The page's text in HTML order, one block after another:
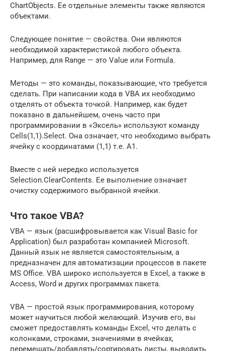
ChartObjects. Ее отдельные элементы также являются
объектами.
Следующее понятие — свойства. Они являются
необходимой характеристикой любого объекта.
Например, для Range — это Value или Formula.
Методы — это команды, показывающие, что требуется
сделать. При написании кода в VBA их необходимо
отделять от объекта точкой. Например, как будет
показано в дальнейшем, очень часто при
программировании в «Эксель» используют команду
Cells(1,1).Select. Она означает, что необходимо выбрать
ячейку с координатами (1,1) т.е. A1.
Вместе с ней нередко используется
Selection.ClearContents. Ее выполнение означает
очистку содержимого выбранной ячейки.
Что такое VBA?
VBA — язык (расшифровывается как Visual Basic for
Application) был разработан компанией Microsoft.
Данный язык не является самостоятельным, а
предназначен для автоматизации процессов в пакете
MS Office. VBA широко используется в Excel, а также в
Access, Word и других программах пакета.
VBA — простой язык программирования, которому
может научиться любой желающий. Изучив его, вы
сможет предоставлять команды Excel, что делать с
колонками, строками, значениями в ячейках,
перемещать/добавлять/сортировать листы, выводить